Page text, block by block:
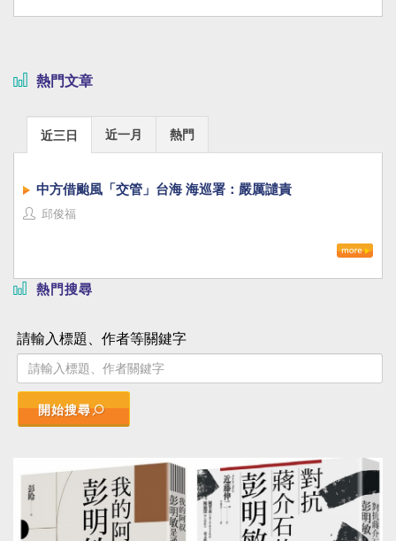
熱門文章
近三日 近一月 熱門
中方借颱風「交管」台海 海巡署：嚴厲譴責
邱俊福
熱門搜尋
請輸入標題、作者等關鍵字
開始搜尋